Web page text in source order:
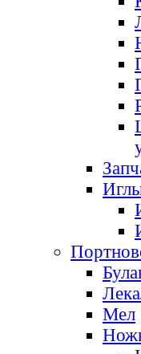
Мел